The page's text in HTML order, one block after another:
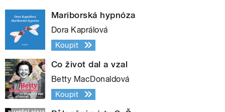
Mariborská hypnóza
Dora Kaprálová
Koupit
Co život dal a vzal
Betty MacDonaldová
Koupit